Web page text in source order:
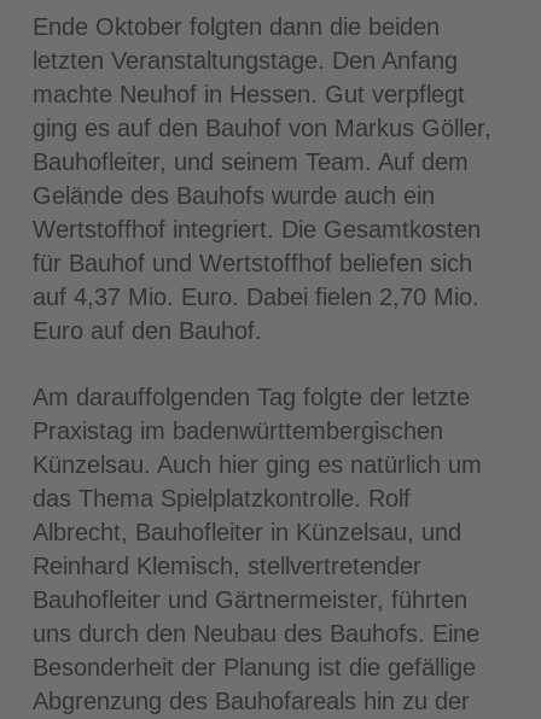
Ende Oktober folgten dann die beiden
letzten Veranstaltungstage. Den Anfang
machte Neuhof in Hessen. Gut verpflegt
ging es auf den Bauhof von Markus Göller,
Bauhofleiter, und seinem Team. Auf dem
Gelände des Bauhofs wurde auch ein
Wertstoffhof integriert. Die Gesamtkosten
für Bauhof und Wertstoffhof beliefen sich
auf 4,37 Mio. Euro. Dabei fielen 2,70 Mio.
Euro auf den Bauhof.
Am darauffolgenden Tag folgte der letzte
Praxistag im badenwürttembergischen
Künzelsau. Auch hier ging es natürlich um
das Thema Spielplatzkontrolle. Rolf
Albrecht, Bauhofleiter in Künzelsau, und
Reinhard Klemisch, stellvertretender
Bauhofleiter und Gärtnermeister, führten
uns durch den Neubau des Bauhofs. Eine
Besonderheit der Planung ist die gefällige
Abgrenzung des Bauhofareals hin zu der